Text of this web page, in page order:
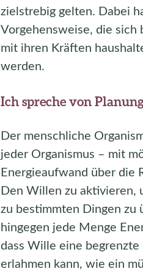
zielstrebig gelten. Dabei
Vorgehensweise, die sich
mit ihren Kräften
werden.
Ich spreche von
Der menschliche
jeder Organismus – mit
Energieaufwand über die
Den Willen zu aktivieren,
zu bestimmten Dingen zu
hingegen jede Menge
dass Wille eine begrenzte
erlahmen kann, wie ein